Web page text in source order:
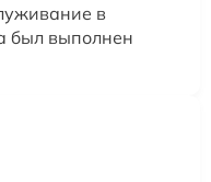
в
был выполнен